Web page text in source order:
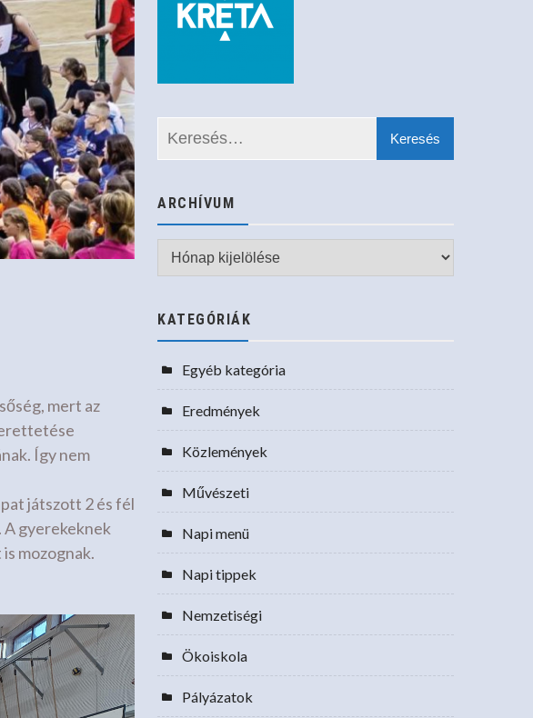
mert az
Így nem
játszott 2 és fél
A gyerekeknek
mozognak.
ARCHÍVUM
Archívum
KATEGÓRIÁK
Egyéb kategória
Eredmények
Közlemények
Művészeti
Napi menü
Napi tippek
Nemzetiségi
Ökoiskola
Pályázatok